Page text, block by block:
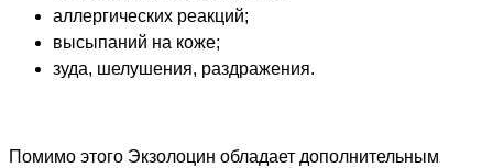
аллергических реакций;
высыпаний на коже;
зуда, шелушения, раздражения.
Помимо этого Экзолоцин обладает дополнительным